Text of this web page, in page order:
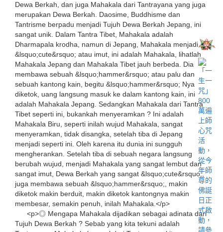
Dewa Berkah, dan juga Mahakala dari Tantrayana yang juga
merupakan Dewa Berkah. Daosime, Buddhisme dan
Tantrisme berpadu menjadi Tujuh Dewa Berkah Jepang, ini
sangat unik. Dalam Tantra Tibet, Mahakala adalah
Dharmapala krodha, namun di Jepang, Mahakala menjadi
&lsquo;cute&rsquo; atau imut, ini adalah Mahakala, lihatlah
Mahakala Jepang dan Mahakala Tibet jauh berbeda. Dia
membawa sebuah &lsquo;hammer&rsquo; atau palu dan
sebuah kantong kain, begitu &lsquo;hammer&rsquo; Nya
diketok, uang langsung masuk ke dalam kantong kain, ini
adalah Mahakala Jepang. Sedangkan Mahakala dari Tantra
Tibet seperti ini, bukankah menyeramkan ? Ini adalah
Mahakala Biru, seperti inilah wujud Mahakala, sangat
menyeramkan, tidak disangka, setelah tiba di Jepang
menjadi seperti ini. Oleh karena itu dunia ini sungguh
mengherankan. Setelah tiba di sebuah negara langsung
berubah wujud, menjadi Mahakala yang sangat lembut dan
sangat imut, Dewa Berkah yang sangat &lsquo;cute&rsquo;,
juga membawa sebuah &lsquo;hammer&rsquo;, makin
diketok makin berduit, makin diketok kantongnya makin
membesar, semakin penuh, inilah Mahakala.</p>
<p>◎ Mengapa Mahakala dijadikan sebagai adinata dari
Tujuh Dewa Berkah ? Sebab yang kita tekuni adalah